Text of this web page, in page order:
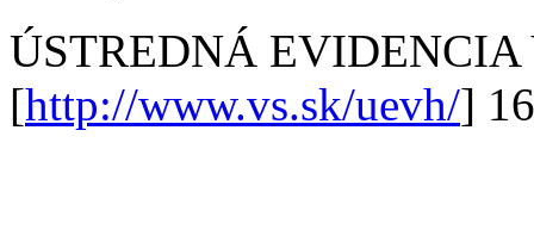
ÚSTREDNÁ
[http://www.vs.sk/uevh/]